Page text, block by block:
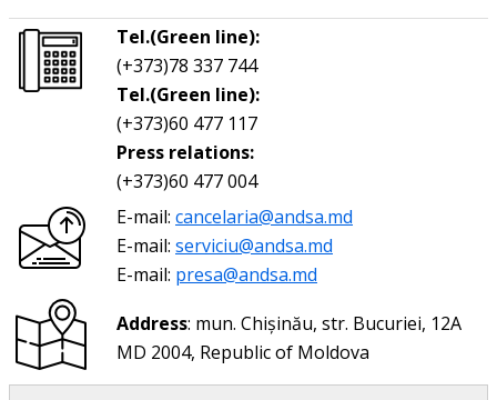
Tel.(Green line):
(+373)78 337 744
Tel.(Green line):
(+373)60 477 117
Press relations:
(+373)60 477 004
E-mail: cancelaria@andsa.md
E-mail: serviciu@andsa.md
E-mail: presa@andsa.md
Address: mun. Chișinău, str. Bucuriei, 12A
MD 2004, Republic of Moldova